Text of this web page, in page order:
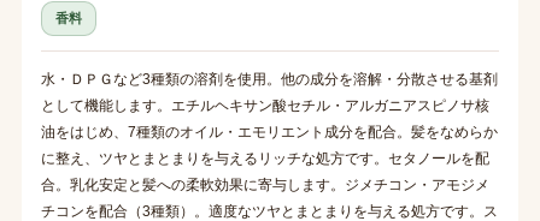
香料
水・ＤＰＧなど3種類の溶剤を使用。他の成分を溶解・分散させる基剤
として機能します。エチルヘキサン酸セチル・アルガニアスピノサ核
油をはじめ、7種類のオイル・エモリエント成分を配合。髪をなめらか
に整え、ツヤとまとまりを与えるリッチな処方です。セタノールを配
合。乳化安定と髪への柔軟効果に寄与します。ジメチコン・アモジメ
チコンを配合（3種類）。適度なツヤとまとまりを与える処方です。ス